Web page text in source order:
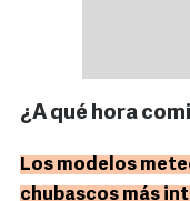
¿A qué hora
Los modelos
chubascos más